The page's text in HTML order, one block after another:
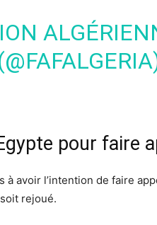
pour faire
à avoir l’intention de faire
rejoué.